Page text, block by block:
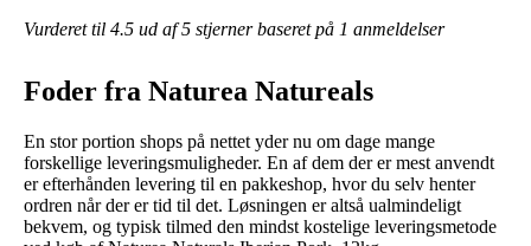
Vurderet til 4.5 ud af 5 stjerner baseret på 1 anmeldelser
Foder fra Naturea Natureals
En stor portion shops på nettet yder nu om dage mange
forskellige leveringsmuligheder. En af dem der er mest anvendt
er efterhånden levering til en pakkeshop, hvor du selv henter
ordren når der er tid til det. Løsningen er altså ualmindeligt
bekvem, og typisk tilmed den mindst kostelige leveringsmetode